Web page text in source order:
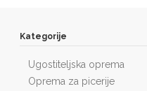
Kategorije
Ugostiteljska oprema
Oprema za picerije